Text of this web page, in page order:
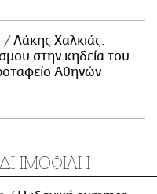
Λάκης Χαλκιάς:
στην κηδεία του
Αθηνών
ΔΗΜΟΦΙΛΗ